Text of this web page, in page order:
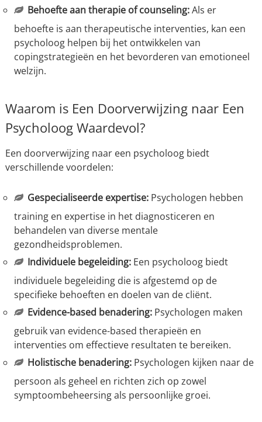
Behoefte aan therapie of counseling:Als er
behoefte is aan therapeutische interventies, kan een
psycholoog helpen bij het ontwikkelen van
copingstrategieën en het bevorderen van emotioneel
welzijn.
Waarom is Een Doorverwijzing naar Een
Psycholoog Waardevol?
Een doorverwijzing naar een psycholoog biedt
verschillende voordelen:
Gespecialiseerde expertise:Psychologen hebben
training en expertise in het diagnosticeren en
behandelen van diverse mentale
gezondheidsproblemen.
Individuele begeleiding:Een psycholoog biedt
individuele begeleiding die is afgestemd op de
specifieke behoeften en doelen van de cliënt.
Evidence-based benadering:Psychologen maken
gebruik van evidence-based therapieën en
interventies om effectieve resultaten te bereiken.
Holistische benadering:Psychologen kijken naar de
persoon als geheel en richten zich op zowel
symptoombeheersing als persoonlijke groei.